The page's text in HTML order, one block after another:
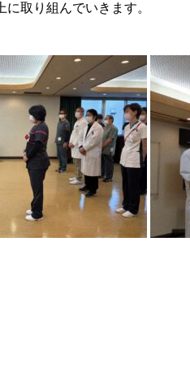
取り組んでいきます。